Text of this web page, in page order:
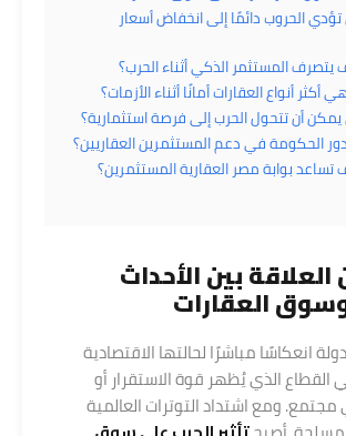
تؤدي الحروب دائمًا إلى انخفاض أسعار
بين الأحداث
وسوقالعقارات
انعكاسًا مباشرًا لحالتها الاقتصادية
الذي يُظهر قوة الاستقرار أو
ومع اشتداد التوترات العالمية